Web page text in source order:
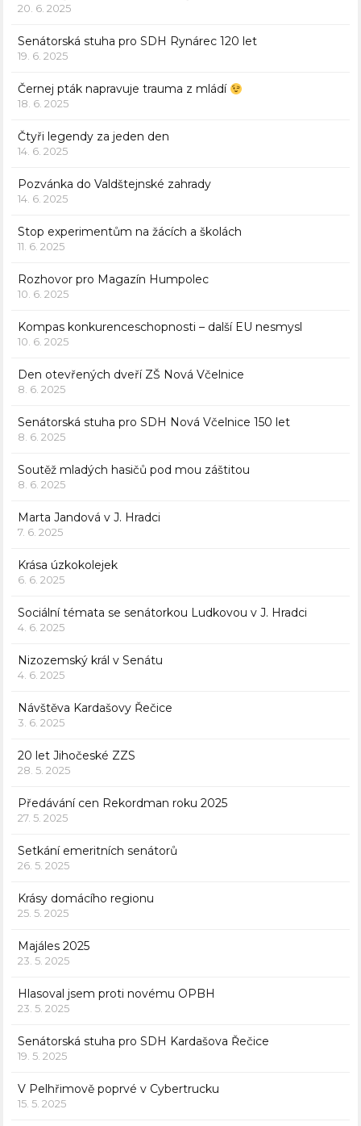
20. 6. 2025
Senátorská stuha pro SDH Rynárec 120 let
19. 6. 2025
Černej pták napravuje trauma z mládí
18. 6. 2025
Čtyři legendy za jeden den
14. 6. 2025
Pozvánka do Valdštejnské zahrady
14. 6. 2025
Stop experimentům na žácích a školách
11. 6. 2025
Rozhovor pro Magazín Humpolec
10. 6. 2025
Kompas konkurenceschopnosti – další EU nesmysl
10. 6. 2025
Den otevřených dveří ZŠ Nová Včelnice
8. 6. 2025
Senátorská stuha pro SDH Nová Včelnice 150 let
8. 6. 2025
Soutěž mladých hasičů pod mou záštitou
8. 6. 2025
Marta Jandová v J. Hradci
7. 6. 2025
Krása úzkokolejek
6. 6. 2025
Sociální témata se senátorkou Ludkovou v J. Hradci
4. 6. 2025
Nizozemský král v Senátu
4. 6. 2025
Návštěva Kardašovy Řečice
3. 6. 2025
20 let Jihočeské ZZS
28. 5. 2025
Předávání cen Rekordman roku 2025
27. 5. 2025
Setkání emeritních senátorů
26. 5. 2025
Krásy domácího regionu
25. 5. 2025
Majáles 2025
23. 5. 2025
Hlasoval jsem proti novému OPBH
23. 5. 2025
Senátorská stuha pro SDH Kardašova Řečice
19. 5. 2025
V Pelhřimově poprvé v Cybertrucku
15. 5. 2025